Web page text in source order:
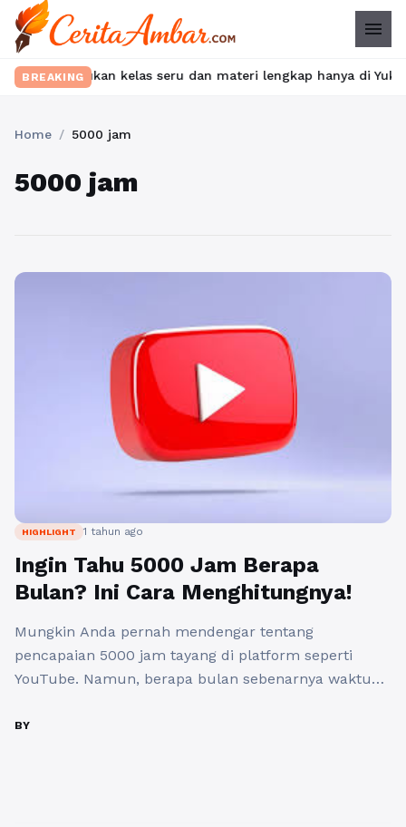
menu
BREAKING
Temukan kelas seru dan materi lengkap hanya di
Home / 5000 jam
5000 jam
HIGHLIGHT 1 tahun ago
Ingin Tahu 5000 Jam Berapa
Bulan? Ini Cara Menghitungnya!
Mungkin Anda pernah mendengar tentang
pencapaian 5000 jam tayang di platform seperti
YouTube. Namun, berapa bulan sebenarnya waktu
Dalam artikel ini, kita akan membahas cara
BY